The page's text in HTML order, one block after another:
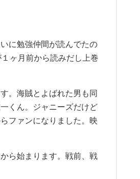
に勉強仲間が読んでたの
ヶ月前から読みだし上巻
。海賊とよばれた男も同
くん。ジャニーズだけど
ファンになりました。映
ら始まります。戦前、戦